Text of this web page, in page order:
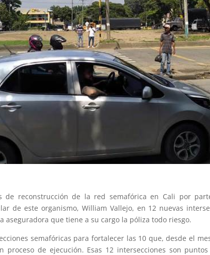
de reconstrucción de la red semafórica en Cali por
de este organismo, William Vallejo, en 12 nuevas
aseguradora que tiene a su cargo la póliza todo riesgo.
semafóricas para fortalecer las 10 que, desde el
proceso de ejecución. Esas 12 intersecciones son